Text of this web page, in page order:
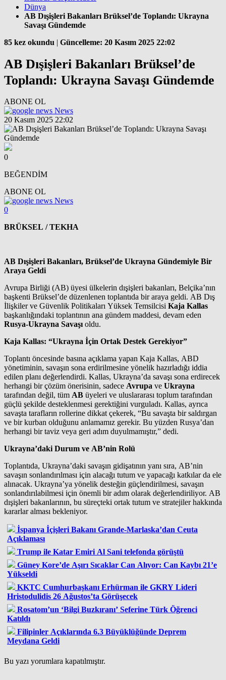
Dünya
AB Dışişleri Bakanları Brüksel’de Toplandı: Ukrayna
Savaşı Gündemde
85 kez okundu | Güncelleme: 20 Kasım 2025 22:02
AB Dışişleri Bakanları Brüksel’de
Toplandı: Ukrayna Savaşı Gündemde
ABONE OL
News
20 Kasım 2025 22:02
0
BEĞENDİM
ABONE OL
News
0
BRÜKSEL / TEKHA
AB Dışişleri Bakanları, Brüksel’de Ukrayna Gündemiyle Bir
Araya Geldi
Avrupa Birliği (AB) üyesi ülkelerin dışişleri bakanları, Belçika’nın
başkenti Brüksel’de düzenlenen toplantıda bir araya geldi. AB Dış
İlişkiler ve Güvenlik Politikaları Yüksek Temsilcisi Kaja Kallas
başkanlığındaki toplantının ana gündem maddesi, devam eden
Rusya-Ukrayna Savaşı oldu.
Kaja Kallas: “Ukrayna İçin Ortak Destek Gerekiyor”
Toplantı öncesinde basına açıklama yapan Kaja Kallas, ABD
yönetiminin, savaşın sona erdirilmesine yönelik hazırladığı iddia
edilen planı değerlendirdi. Kallas, Ukrayna’da savaşı sona erdirecek
herhangi bir çözüm önerisinin, sadece Avrupa ve Ukrayna
tarafından değil, tüm AB üyeleri ve uluslararası toplum tarafından
güçlü şekilde desteklenmesi gerektiğini vurguladı. Kallas, ayrıca
savaşta tarafların rollerine dikkat çekerek, “Bu savaşta bir saldırgan
ve bir kurban olduğunu anlamamız gerekir. Bu yüzden Rusya’dan
herhangi bir taviz veya geri adım duyulmamıştır,” dedi.
Ukrayna’daki Durum ve AB’nin Rolü
Toplantıda, Ukrayna’daki savaşın gidişatının yanı sıra, AB’nin
savaşın sonlandırılması için alacağı tutum ve yapacağı katkılar da ele
alınacak. Ukrayna’ya yönelik desteğin güçlendirilmesi, savaşın
sonlandırılabilmesi için önemli bir adım olarak değerlendiriliyor. AB
dışişleri bakanlarının, bu süreçteki ortak tutum ve stratejiler hakkında
kararlar alması bekleniyor.
İspanya İçişleri Bakanı Grande-Marlaska’dan Ceuta
Açıklaması
Trump ile Katar Emiri Al Sani telefonda görüştü
Güney Kore’de Aşırı Sıcaklar Can Alıyor: Can Kaybı 21’e
Yükseldi
KKTC Cumhurbaşkanı Erhürman ile GKRY Lideri
Hristodulidis 26 Ağustos’ta Görüşecek
Rosatom’un ‘Bilgi Buzkıranı’ Seferine Türk Öğrenci
Katıldı
Filipinler Açıklarında 6.3 Büyüklüğünde Deprem
Meydana Geldi
Bu yazı yorumlara kapatılmıştır.